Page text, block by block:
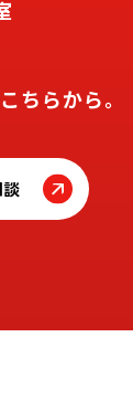
ちらから。